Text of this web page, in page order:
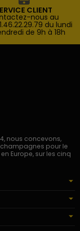
CLIENT
nous au
du lundi
de 9h à 18h
nous concevons,
pour le
Europe, sur les cinq